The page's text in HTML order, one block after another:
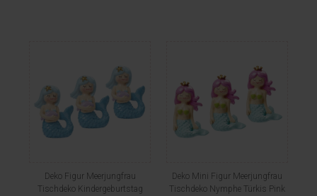
Deko Figur Meerjungfrau
Tischdeko Kindergeburtstag
Deko Mini Figur Meerjungfrau
Tischdeko Nymphe Türkis Pink